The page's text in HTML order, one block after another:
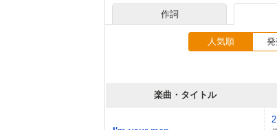
作詞
人気順
楽曲・タイトル